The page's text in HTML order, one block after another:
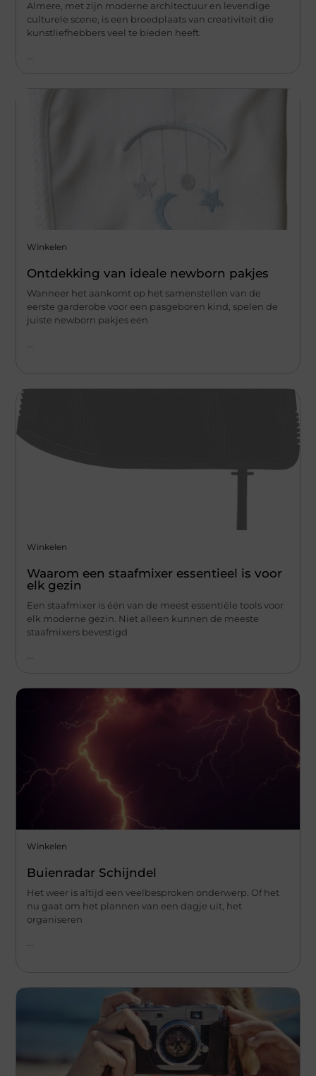
Almere, met zijn moderne architectuur en levendige
culturele scene, is een broedplaats van creativiteit die
kunstliefhebbers veel te bieden heeft.
Winkelen
Ontdekking van ideale newborn pakjes
Wanneer het aankomt op het samenstellen van de
eerste garderobe voor een pasgeboren kind, spelen de
juiste newborn pakjes een
Winkelen
Waarom een staafmixer essentieel is voor
elk gezin
Een staafmixer is één van de meest essentiële tools voor
elk moderne gezin. Niet alleen kunnen de meeste
staafmixers bevestigd
Winkelen
Buienradar Schijndel
Het weer is altijd een veelbesproken onderwerp. Of het
nu gaat om het plannen van een dagje uit, het
organiseren
...